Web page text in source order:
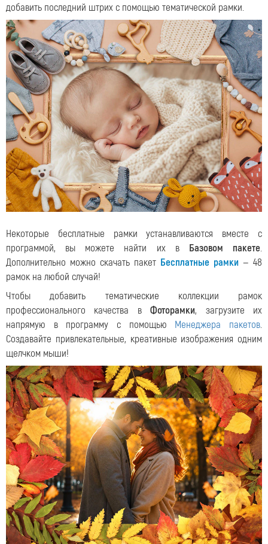
добавить последний штрих с помощью тематической рамки.
Некоторые бесплатные рамки устанавливаются вместе с
программой, вы можете найти их в Базовом пакете.
Дополнительно можно скачать пакет Бесплатные рамки — 48
рамок на любой случай!
Чтобы добавить тематические коллекции рамок
профессионального качества вФоторамки, загрузите их
напрямую в программу с помощью Менеджера пакетов.
Создавайте привлекательные, креативные изображения одним
щелчком мыши!